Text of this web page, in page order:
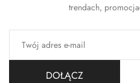
trendach,
DOŁĄCZ